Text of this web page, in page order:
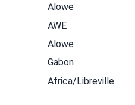
Alowe
AWE
Alowe
Gabon
Africa/Libreville